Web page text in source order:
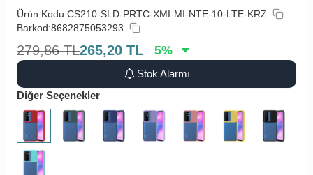
Ürün Kodu:CS210-SLD-PRTC-XMI-MI-NTE-10-LTE-KRZ
Barkod:8682875053293
279,86 TL265,20 TL 5%
Stok Alarmı
Diğer Seçenekler